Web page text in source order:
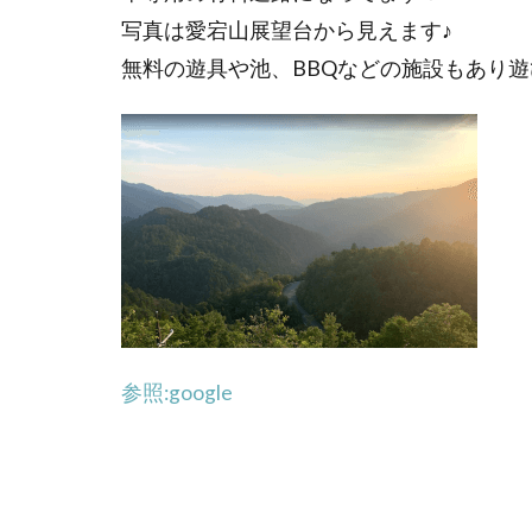
写真は愛宕山展望台から見えます♪
無料の遊具や池、BBQなどの施設もあり
参照:google